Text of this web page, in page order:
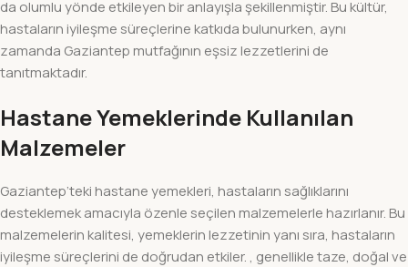
da olumlu yönde etkileyen bir anlayışla şekillenmiştir. Bu kültür,
hastaların iyileşme süreçlerine katkıda bulunurken, aynı
zamanda Gaziantep mutfağının eşsiz lezzetlerini de
tanıtmaktadır.
Hastane Yemeklerinde Kullanılan
Malzemeler
Gaziantep’teki hastane yemekleri, hastaların sağlıklarını
desteklemek amacıyla özenle seçilen malzemelerle hazırlanır. Bu
malzemelerin kalitesi, yemeklerin lezzetinin yanı sıra, hastaların
iyileşme süreçlerini de doğrudan etkiler. , genellikle taze, doğal ve